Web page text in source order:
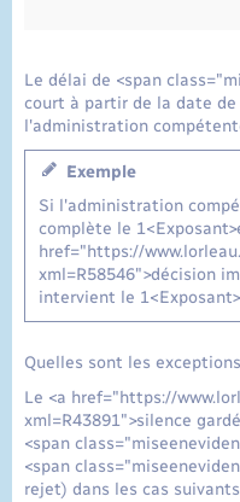
Le délai de <span
court à partir de la date
l'administration
Exemple
Si l'administration
complète le
href="https://
xml=R58546">décision
intervient le
Quelles sont les
Le <a href="https://
xml=R43891">silence
<span
<span
rejet) dans les cas